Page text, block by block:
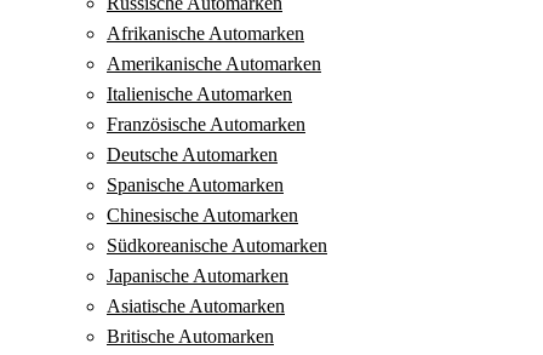
Afrikanische Automarken
Amerikanische Automarken
Italienische Automarken
Französische Automarken
Deutsche Automarken
Spanische Automarken
Chinesische Automarken
Südkoreanische Automarken
Japanische Automarken
Asiatische Automarken
Britische Automarken